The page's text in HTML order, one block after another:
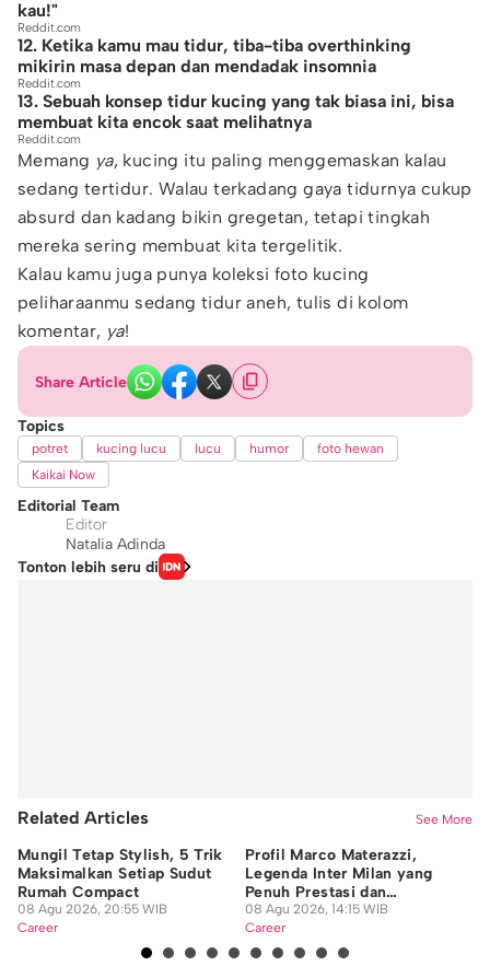
kau!"
Reddit.com
12. Ketika kamu mau tidur, tiba-tiba overthinking
mikirin masa depan dan mendadak insomnia
Reddit.com
13. Sebuah konsep tidur kucing yang tak biasa ini, bisa
membuat kita encok saat melihatnya
Reddit.com
Memang ya, kucing itu paling menggemaskan kalau
sedang tertidur. Walau terkadang gaya tidurnya cukup
absurd dan kadang bikin gregetan, tetapi tingkah
mereka sering membuat kita tergelitik.
Kalau kamu juga punya koleksi foto kucing
peliharaanmu sedang tidur aneh, tulis di kolom
komentar, ya!
Share Article
Topics
potret kucing lucu lucu humor
foto hewan
Kaikai Now
Editorial Team
Editor
Natalia Adinda
Tonton lebih seru di
Related Articles See More
Mungil Tetap Stylish, 5 Trik
Maksimalkan Setiap Sudut
Rumah Compact
08 Agu 2026, 20:55 WIB
Career
Profil Marco Materazzi,
Legenda Inter Milan yang
Penuh Prestasi dan
Kontroversi
08 Agu 2026, 14:15 WIB
Career